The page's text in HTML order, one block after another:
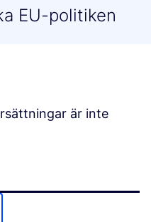
EU-politiken
är inte